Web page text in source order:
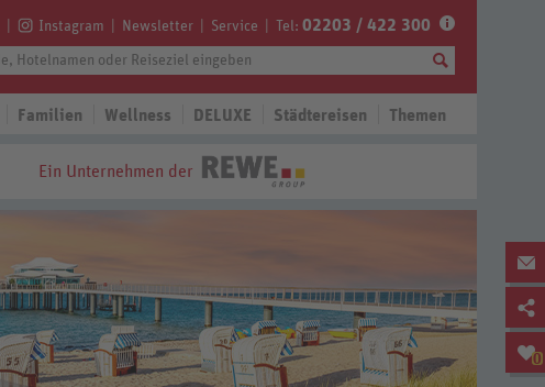
Instagram Newsletter Service Tel: 02203 / 422 300
Familien Wellness DELUXE Städtereisen Themen
0
Ein Unternehmen der